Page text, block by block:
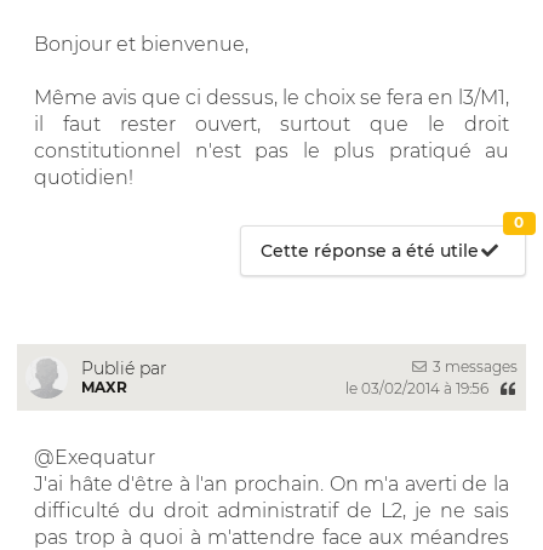
Bonjour et bienvenue,
Même avis que ci dessus, le choix se fera en l3/M1,
il faut rester ouvert, surtout que le droit
constitutionnel n'est pas le plus pratiqué au
quotidien!
Cette réponse a été utile
0
Publié par
MAXR
3 messages
le 03/02/2014 à 19:56
@Exequatur
J'ai hâte d'être à l'an prochain. On m'a averti de la
difficulté du droit administratif de L2, je ne sais
pas trop à quoi à m'attendre face aux méandres